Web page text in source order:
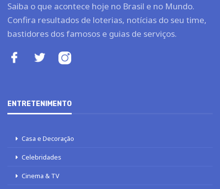
Saiba o que acontece hoje no Brasil e no Mundo.
Confira resultados de loterias, notícias do seu time,
bastidores dos famosos e guias de serviços.
ENTRETENIMENTO
Casa e Decoração
Celebridades
Cinema & TV